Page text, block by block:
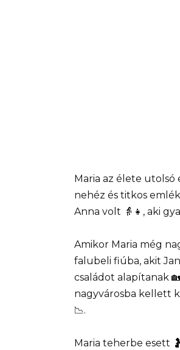
Maria az élete
nehéz és titkos
Anna volt 👵👧, aki
Amikor Maria még
falubeli fiúba, akit
családot alapítanak
nagyvárosba kellett
📉.
Maria teherbe esett